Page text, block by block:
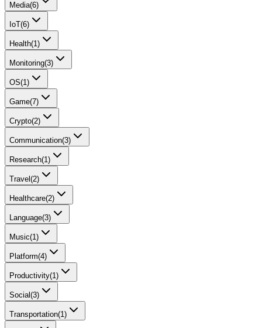
Media(6)
IoT(6)
Health(1)
Monitoring(3)
OS(1)
Game(7)
Crypto(2)
Communication(3)
Research(1)
Travel (2)
Healthcare(2)
Language(3)
Music(1)
Platform(4)
Productivity(1)
Social(3)
Transportation(1)